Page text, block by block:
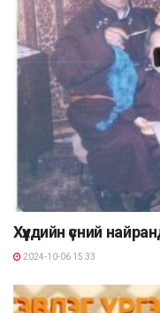
Хүүхдийн үсний
2024-10-06 15:33